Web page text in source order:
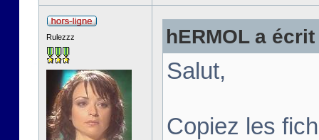
Rulezzz hERMOL a
Salut,
Copiez les